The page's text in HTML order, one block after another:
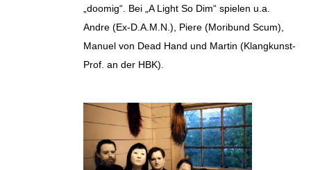
„doomig“. Bei „A Light So Dim“ spielen u.a.
Andre (Ex-D.A.M.N.), Piere (Moribund Scum),
Manuel von Dead Hand und Martin (Klangkunst-
Prof. an der HBK).